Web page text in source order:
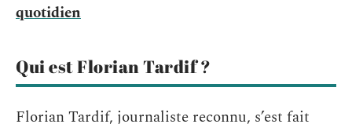
quotidien
Qui est Florian Tardif ?
Florian Tardif, journaliste reconnu, s’est fait